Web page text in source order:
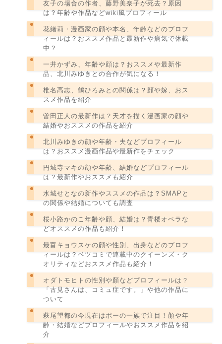
友子の場合の作者、藤野美奈子が死去？原因
は？年齢や作品などwiki風プロフィール
花緒莉・漫画家の顔や本名、年齢などのプロフ
ィールは？おススメ作品と最新作や病気で休載
中？
一井かずみ、年齢や顔は？おススメや最新作
品、北川みゆきとの合作が気になる！
椎名高志、鶴ひろみとの関係は？顔や嫁、おス
スメ作品を紹介
曽田正人の最新作は？天才を描く漫画家の顔や
結婚やおススメの作品を紹介
北川みゆきの顔や年齢・夫などプロフィール
は？おススメ漫画作品や最新作をチェック
円城寺マキの顔や年齢、結婚などプロフィール
は？最新作やおススメも紹介
水城せとなの新作やススメの作品は？SMAPと
の関係や結婚についても調査
桜小路かのこ年齢や顔、結婚は？青楼オペラな
どオススメの作品も紹介！
最富キョウスケの顔や性別、出身などのプロフ
ィールは？ベツコミで連載中のクイーンズ・ク
オリティなどおススメ作品も紹介！
オダトモヒトの性別や顏などプロフィールは？
「古見さんは、コミュ症です。」や他の作品に
ついて
萩尾望都の今現在はポーの一族で注目！顏や年
齢・結婚などプロフィールやおススメ作品を紹
介